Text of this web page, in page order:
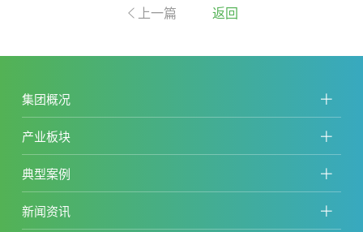
上一篇 返回
集团概况
产业板块
典型案例
新闻资讯